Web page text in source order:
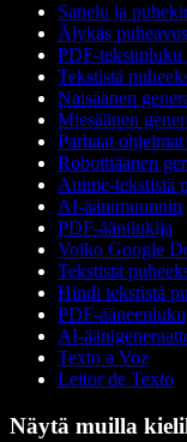
Sanelu ja
Älykäs
PDF-
Tekstistä
Naisäänen
Miesäänen
Parhaat
Robottiäänen
Anime-tekstistä
AI-äänimuunnin
PDF-äänilukija
Voiko Google
Tekstistä
Hindi tekstistä
PDF-ääneenluku
AI-
Texto a Voz
Leitor de Texto
Näytä muilla